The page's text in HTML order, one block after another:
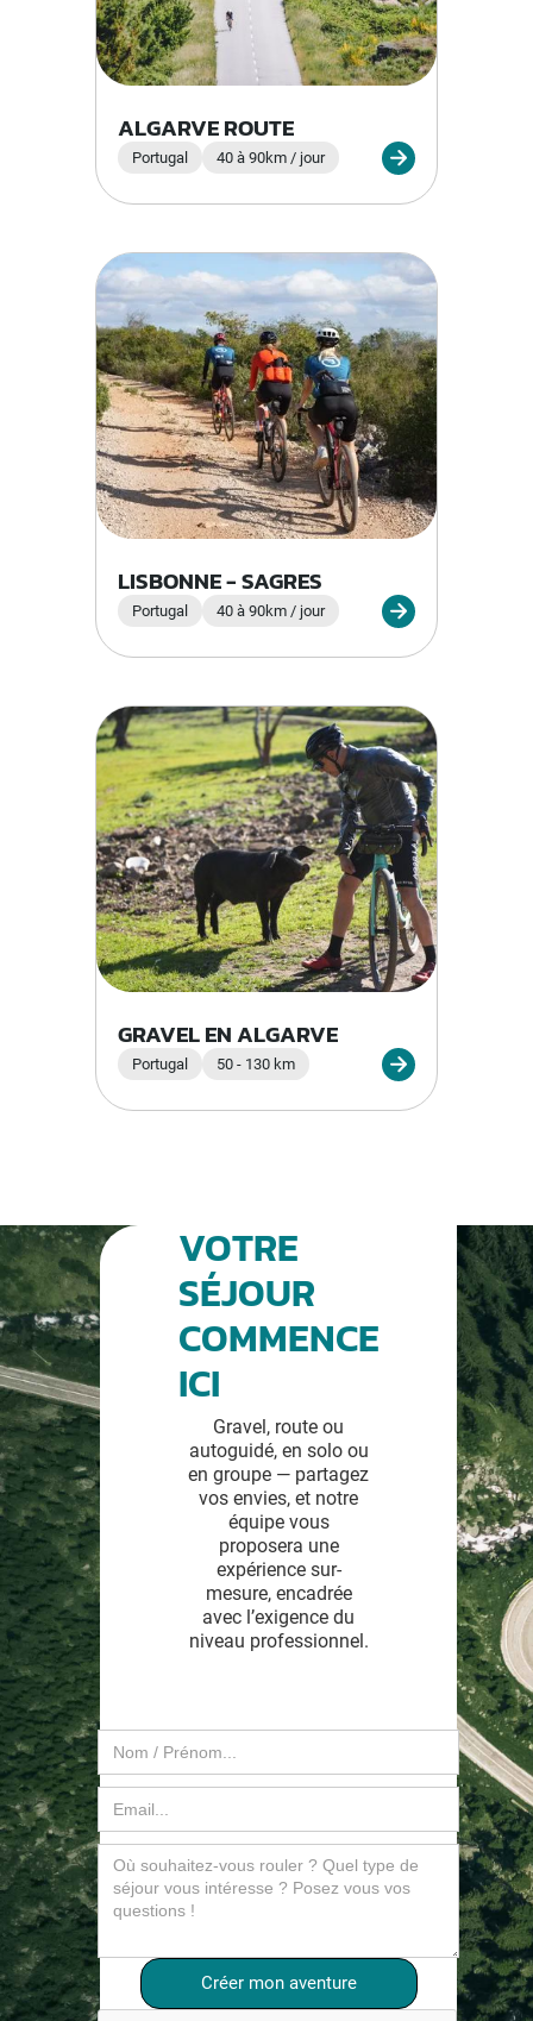
ALGARVE ROUTE
Portugal 40 à 90km / jour
LISBONNE - SAGRES
Portugal 40 à 90km / jour
GRAVEL EN ALGARVE
Portugal 50 - 130 km
VOTRE
SÉJOUR
COMMENCE
ICI
Gravel, route ou
autoguidé, en solo ou
en groupe — partagez
vos envies, et notre
équipe vous
proposera une
expérience sur-
mesure, encadrée
avec l’exigence du
niveau professionnel.